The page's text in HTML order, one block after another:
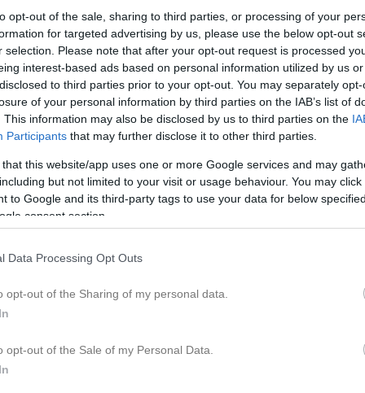
opt-out of the sale, sharing to third parties, or processing of your
for targeted advertising by us, please use the below opt-out
selection. Please note that after your opt-out request is processed
interest-based ads based on personal information utilized by us
to third parties prior to your opt-out. You may separately
of your personal information by third parties on the IAB’s list of
This information may also be disclosed by us to third parties on the
Participants that may further disclose it to other third parties.
this website/app uses one or more Google services and may
but not limited to your visit or usage behaviour. You may
to Google and its third-party tags to use your data for below
consent section.
Data Processing Opt Outs
opt-out of the Sharing of my personal data.
opt-out of the Sale of my Personal Data.
wenn man sich noch mal die "letzte Ehre"erweist.
ich ganz stark.